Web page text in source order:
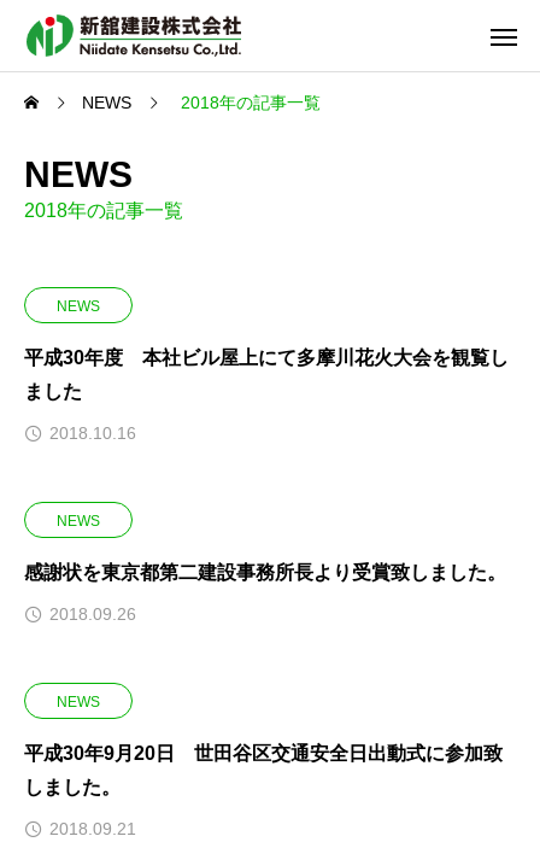
NEWS 2018年の記事一覧
NEWS
2018年の記事一覧
NEWS
平成30年度 本社ビル屋上にて多摩川花火大会を観覧し
ました
2018.10.16
NEWS
感謝状を東京都第二建設事務所長より受賞致しました。
2018.09.26
NEWS
平成30年9月20日 世田谷区交通安全日出動式に参加致
しました。
2018.09.21